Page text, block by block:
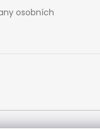
osobních